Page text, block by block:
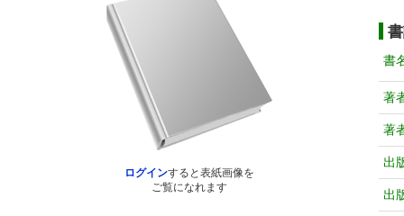
ログインすると表紙画像を
ご覧になれます
書
著
著
出
出